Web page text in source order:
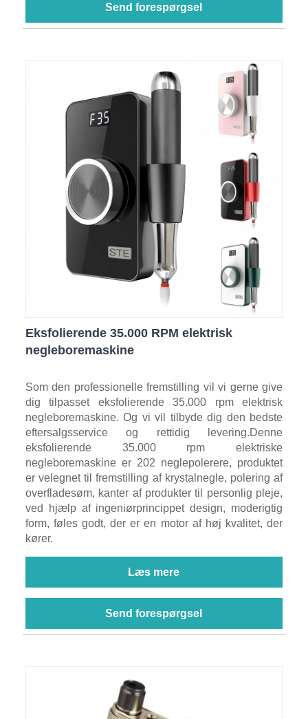
Send forespørgsel
Eksfolierende 35.000 RPM elektrisk
negleboremaskine
Som den professionelle fremstilling vil vi gerne give
dig tilpasset eksfolierende 35.000 rpm elektrisk
negleboremaskine. Og vi vil tilbyde dig den bedste
eftersalgsservice og rettidig levering.Denne
eksfolierende 35.000 rpm elektriske
negleboremaskine er 202 neglepolerere, produktet
er velegnet til fremstilling af krystalnegle, polering af
overfladesøm, kanter af produkter til personlig pleje,
ved hjælp af ingeniørprincippet design, moderigtig
form, føles godt, der er en motor af høj kvalitet, der
kører.
Læs mere
Send forespørgsel